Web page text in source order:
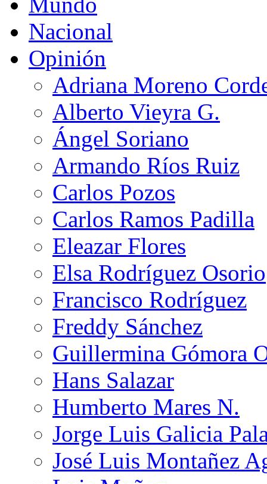
Nacional
Opinión
Adriana Moreno
Alberto Vieyra G.
Ángel Soriano
Armando Ríos Ruiz
Carlos Pozos
Carlos Ramos Padilla
Eleazar Flores
Elsa Rodríguez Osorio
Francisco Rodríguez
Freddy Sánchez
Guillermina Gómora
Hans Salazar
Humberto Mares N.
Jorge Luis Galicia
José Luis Montañez